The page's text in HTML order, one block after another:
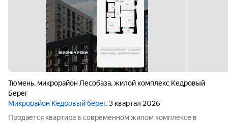
Тюмень, микрорайон Лесобаза,жилой комплекс Кедровый
Берег
Микрорайон Кедровый берег, 3 квартал 2026
Продается квартира в современном жилом комплексе в